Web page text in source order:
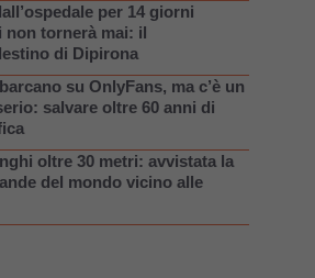
per 14 giorni
non tornerà mai: il
di Dipirona
su OnlyFans, ma c’è un
salvare oltre 60 anni di
oltre 30 metri: avvistata la
del mondo vicino alle